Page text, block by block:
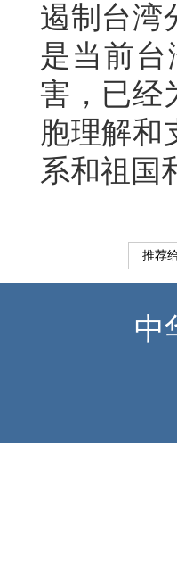
遏制台湾
是当前
害，已经
胞理解和
系和祖国
推荐
中